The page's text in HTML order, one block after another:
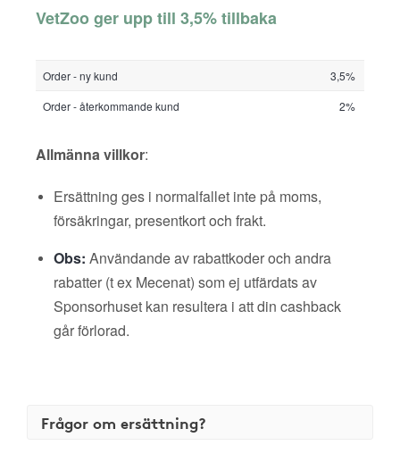
VetZoo ger upp till 3,5% tillbaka
Order - ny kund
3,5%
Order - återkommande kund
2%
Allmänna villkor:
Ersättning ges i normalfallet inte på moms,
försäkringar, presentkort och frakt.
Obs: Användande av rabattkoder och andra
rabatter (t ex Mecenat) som ej utfärdats av
Sponsorhuset kan resultera i att din cashback
går förlorad.
Frågor om ersättning?